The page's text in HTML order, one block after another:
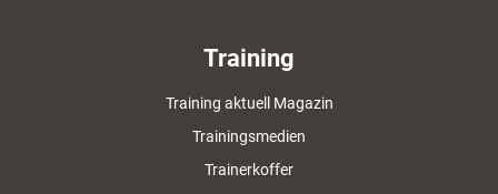
Training
Training aktuell Magazin
Trainingsmedien
Trainerkoffer